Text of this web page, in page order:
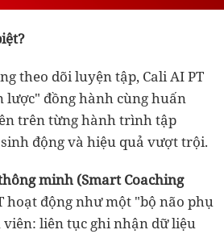
theo dõi luyện tập, Cali AI PT
lược" đồng hành cùng huấn
trên từng hành trình tập
động và hiệu quả vượt trội.
minh (Smart Coaching
hoạt động như một "bộ não phụ
liên tục ghi nhận dữ liệu